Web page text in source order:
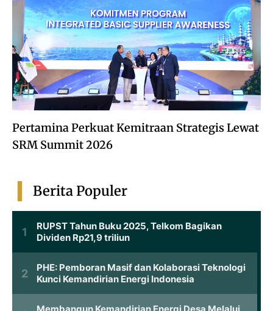
Pertamina Perkuat Kemitraan Strategis Lewat
SRM Summit 2026
Berita Populer